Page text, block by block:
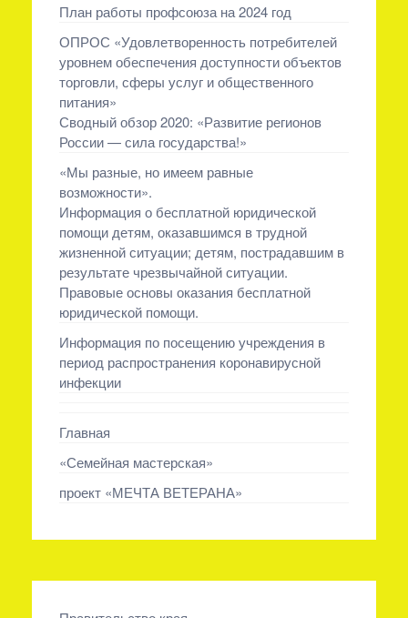
План работы профсоюза на 2024 год
ОПРОС «Удовлетворенность потребителей
уровнем обеспечения доступности объектов
торговли, сферы услуг и общественного
питания»
Сводный обзор 2020: «Развитие регионов
России — сила государства!»
«Мы разные, но имеем равные
возможности».
Информация о бесплатной юридической
помощи детям, оказавшимся в трудной
жизненной ситуации; детям, пострадавшим в
результате чрезвычайной ситуации.
Правовые основы оказания бесплатной
юридической помощи.
Информация по посещению учреждения в
период распространения коронавирусной
инфекции
Главная
«Семейная мастерская»
проект «МЕЧТА ВЕТЕРАНА»